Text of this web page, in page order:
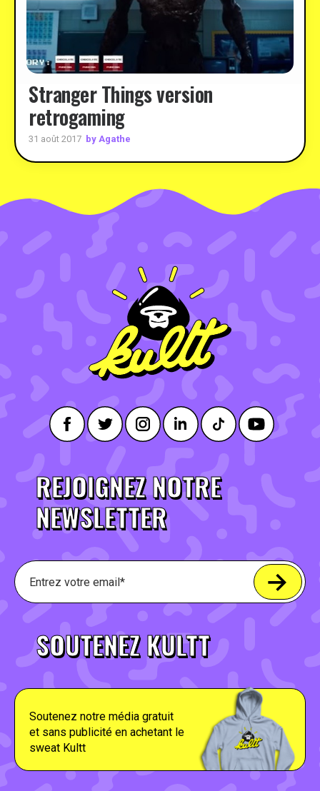
Stranger Things version
retrogaming
31 août 2017 by Agathe
REJOIGNEZ NOTRE
NEWSLETTER
SOUTENEZ KULTT
Soutenez notre média gratuit
et sans publicité en achetant le
sweat Kultt